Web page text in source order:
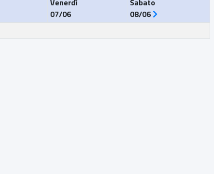
Venerdì
07/06
Sabato
08/06